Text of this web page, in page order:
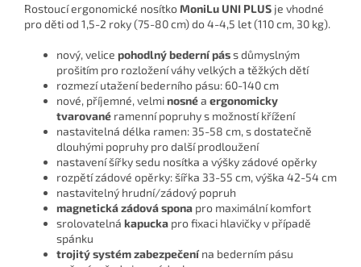
Rostoucí ergonomické nosítkoMoniLu UNI PLUS je vhodné
pro děti od 1,5-2 roky (75-80 cm) do 4-4,5 let (110 cm, 30 kg).
nový, velice pohodlný bederní páss důmyslným
prošitím pro rozložení váhy velkých a těžkých dětí
rozmezí utažení bederního pásu: 60-140 cm
nové, příjemné, velminosnéa ergonomicky
tvarované ramenní popruhy s možností křížení
nastavitelná délka ramen: 35-58 cm, s dostatečně
dlouhými popruhy pro další prodloužení
nastavení šířky sedu nosítka a výšky zádové opěrky
rozpětí zádové opěrky: šířka 33-55 cm, výška 42-54 cm
nastavitelný hrudní/zádový popruh
magnetická zádová spona pro maximální komfort
srolovatelná kapucka pro fixaci hlavičky v případě
spánku
trojitý systém zabezpečení na bederním pásu